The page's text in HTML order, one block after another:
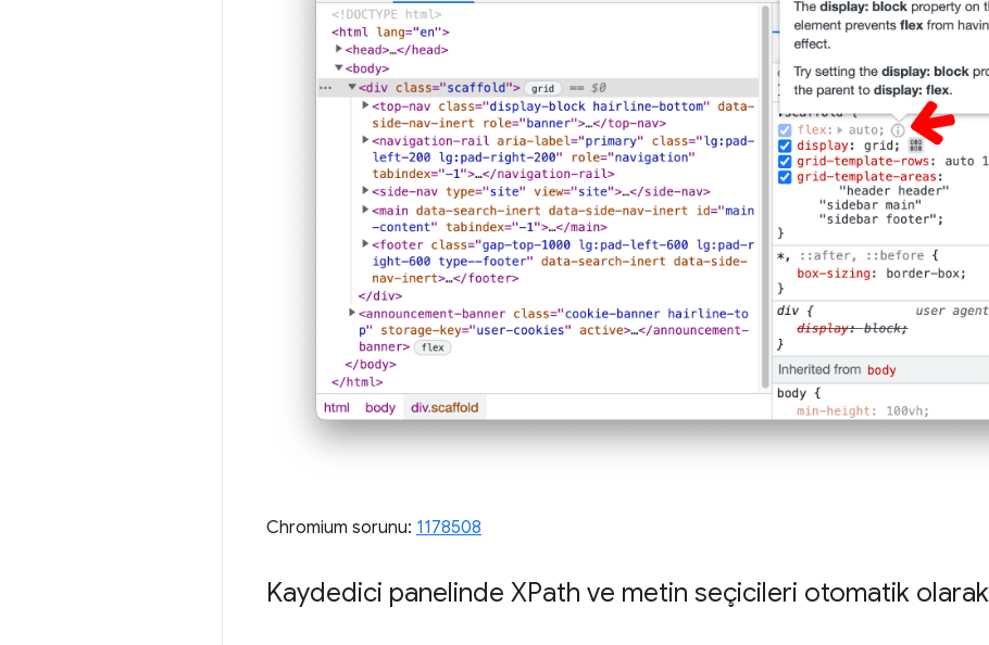
Chromium sorunu: 1178508
Kaydedici panelinde XPath ve metin seçicileri otomatik olarak